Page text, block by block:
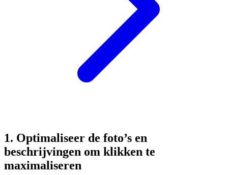
1. Optimaliseer de foto’s en
beschrijvingen om klikken te
maximaliseren